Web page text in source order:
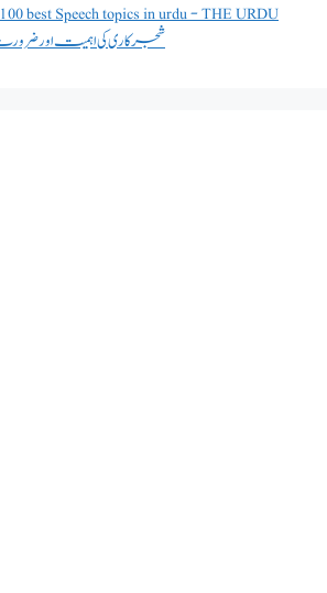
best Speech topics in urdu - THE URDU
شجرکاری کی اہمیت اور